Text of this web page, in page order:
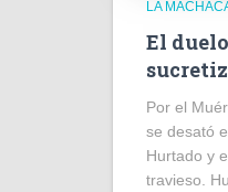
LA
El
Por el
se desató
Hurtado y
travieso.